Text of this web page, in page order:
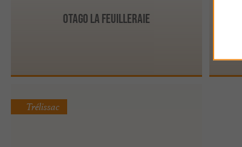
Otago La Feuilleraie
Trélissac